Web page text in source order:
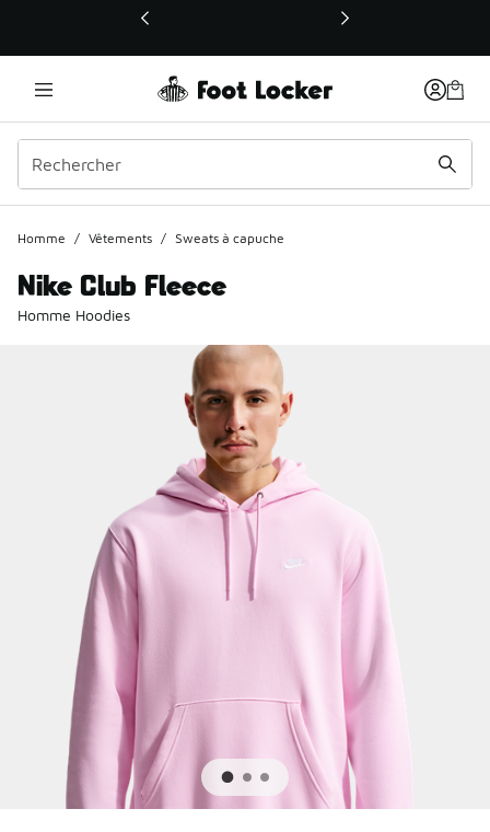
Ce lien ouvrira une nouvelle fenêtre
Homme / Vêtements / Sweats à capuche
Nike Club Fleece
Homme Hoodies